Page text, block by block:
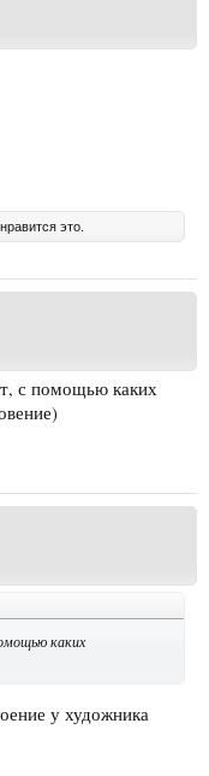
нравится это.
с помощью каких
каких
у художника